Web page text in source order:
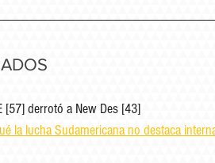
[57] derrotó a New Des [43]
la lucha Sudamericana no destaca